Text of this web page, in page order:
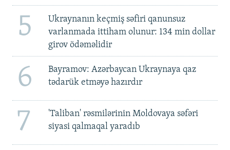
5
Ukraynanın keçmiş səfiri qanunsuz
varlanmada ittiham olunur: 134 min dollar
girov ödəməlidir
6
Bayramov: Azərbaycan Ukraynaya qaz
tədarük etməyə hazırdır
7
'Taliban' rəsmilərinin Moldovaya səfəri
siyasi qalmaqal yaradıb